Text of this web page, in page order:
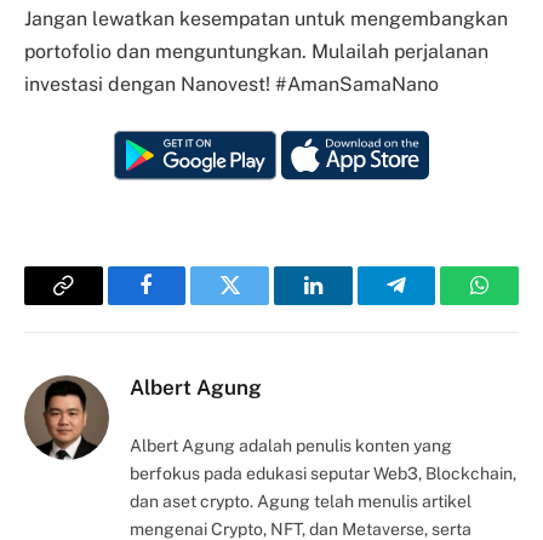
Jangan lewatkan kesempatan untuk mengembangkan
portofolio dan menguntungkan. Mulailah perjalanan
investasi dengan Nanovest! #AmanSamaNano
Copy
FacebookTwitter LinkedInTelegram
Albert Agung
Albert Agung adalah penulis konten yang
berfokus pada edukasi seputar Web3, Blockchain,
dan aset crypto. Agung telah menulis artikel
mengenai Crypto, NFT, dan Metaverse, serta